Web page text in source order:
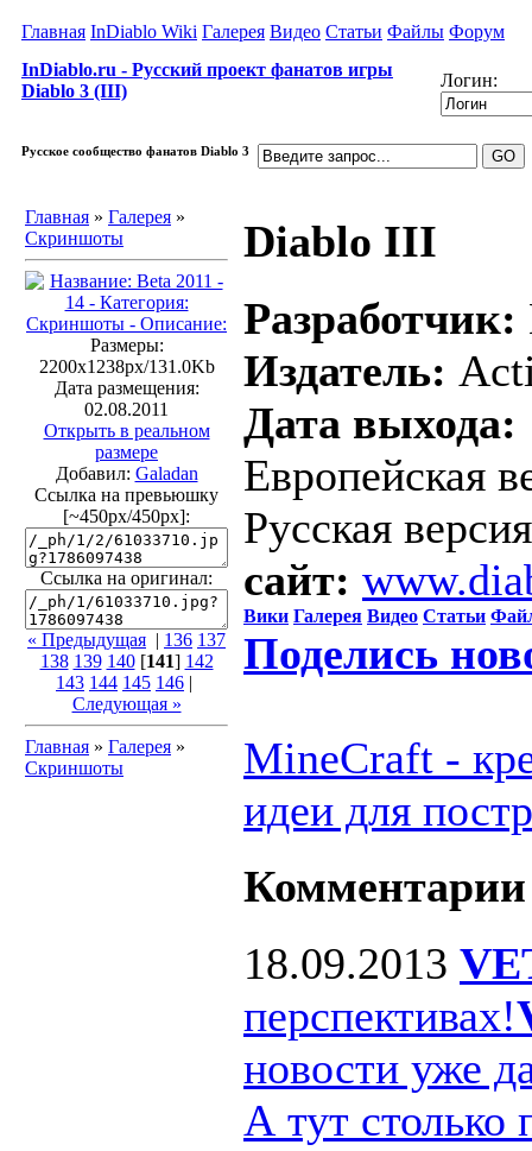
Главная InDiablo Wiki Галерея Видео Статьи Файлы Форум
InDiablo.ru - Русский проект фанатов игры
Diablo 3 (III)
Логин:
Русское сообщество фанатов Diablo 3
Главная » Галерея »
Скриншоты
Размеры:
2200x1238px/131.0Kb
Дата размещения:
02.08.2011
Открыть в реальном
размере
Добавил: Galadan
Ссылка на превьюшку
[~450px/450px]:
Ссылка на оригинал:
« Предыдущая | 136 137
138 139 140[141] 142
143 144 145 146 |
Следующая »
Главная » Галерея »
Скриншоты
Diablo III
Разработчик:
Издатель:
Дата выхода:
Европейская
Русская
сайт:
Вики Галерея Видео Статьи
Поделись
MineCraft -
идеи для
Комментарии
18.09.2013
перспективах!
новости уже
А тут